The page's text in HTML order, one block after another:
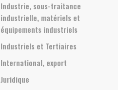
Industrie, sous-traitance
industrielle, matériels et
équipements industriels
Industriels et Tertiaires
International, export
Juridique